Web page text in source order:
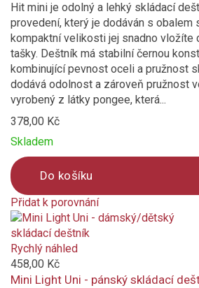
Hit mini je odolný a lehký skládací
provedení, který je dodáván s obalem
kompaktní velikosti jej snadno vložíte
tašky. Deštník má stabilní černou
kombinující pevnost oceli a pružnost
dodává odolnost a zároveň pružnost
vyrobený z látky pongee, která...
378,00 Kč
Skladem
Do košíku
Přidat k porovnání
Product
is
added
to
compare
Rychlý náhled
458,00 Kč
Mini Light Uni - pánský skládací